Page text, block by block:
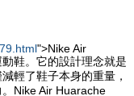
">Nike Air
鞋。它的設計理念就是
輕了鞋子本身的重量，
Nike Air Huarache